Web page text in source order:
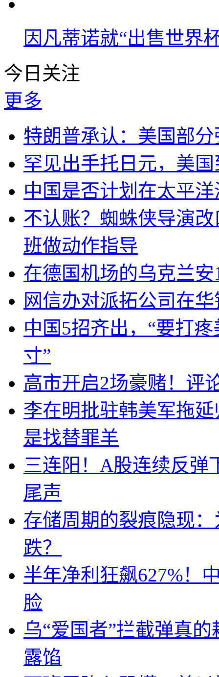
因凡蒂诺就“出售世界
今日关注
更多
特朗普承认：美国部
罕见出手托日元，美
中国是否计划在太平
不认账？蜘蛛侠导演
班做动作指导
在德国机场的乌克兰
网信办对派拓公司在
中国5招齐出，“要打
寸”
高市开启2场豪赌！评
李在明批驻韩美军拖
是找替罪羊
三连阳！A股连续反弹
尾声
存储周期的裂痕隐现
跌？
半年净利狂飙627%！
脸
乌“爱国者”拦截弹真
露馅